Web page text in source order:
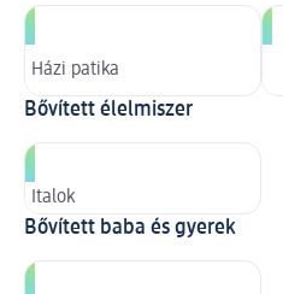
Házi patika
Bővített élelmiszer
Italok
Bővített baba és gyerek